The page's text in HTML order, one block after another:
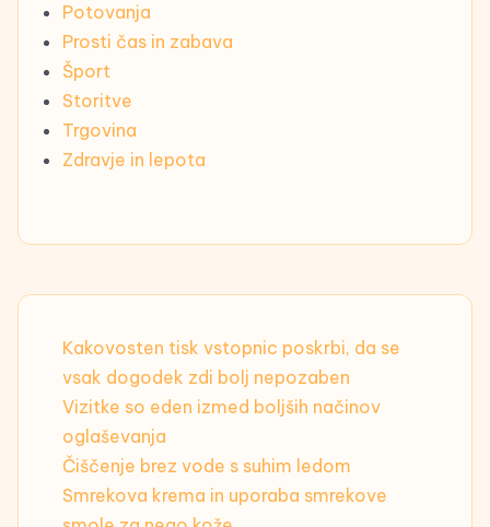
Potovanja
Prosti čas in zabava
Šport
Storitve
Trgovina
Zdravje in lepota
Kakovosten tisk vstopnic poskrbi, da se
vsak dogodek zdi bolj nepozaben
Vizitke so eden izmed boljših načinov
oglaševanja
Čiščenje brez vode s suhim ledom
Smrekova krema in uporaba smrekove